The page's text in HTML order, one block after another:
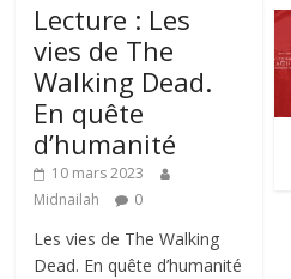
Lecture : Les
vies de The
Walking Dead.
En quête
d’humanité
10 mars 2023
Midnailah
0
Les vies de The Walking
Dead. En quête d’humanité